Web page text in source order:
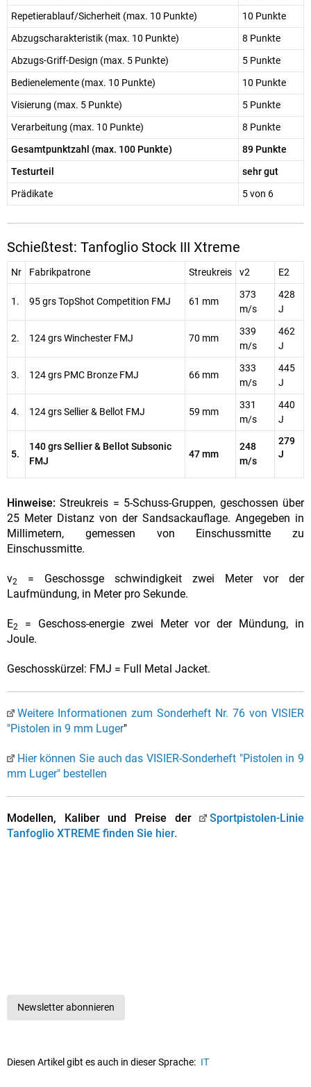
Repetierablauf/Sicherheit (max. 10 Punkte)
10 Punkte
Abzugscharakteristik (max. 10 Punkte)
8 Punkte
Abzugs-Griff-Design (max. 5 Punkte)
5 Punkte
Bedienelemente (max. 10 Punkte)
10 Punkte
Visierung (max. 5 Punkte)
5 Punkte
Verarbeitung (max. 10 Punkte)
8 Punkte
Gesamtpunktzahl (max. 100 Punkte)
89 Punkte
Testurteil
sehr gut
Prädikate
5 von 6
Schießtest: Tanfoglio Stock III Xtreme
Nr Fabrikpatrone Streukreis v2 E2
1. 95 grs TopShot Competition FMJ 61 mm
373
m/s
428
J
2. 124 grs Winchester FMJ 70 mm
339
m/s
462
J
3. 124 grs PMC Bronze FMJ 66 mm
333
m/s
445
J
4. 124 grs Sellier & Bellot FMJ 59 mm
331
m/s
440
J
5.
140 grs Sellier & Bellot Subsonic
FMJ
47 mm
248
m/s
279
J
Hinweise: Streukreis = 5-Schuss-Gruppen, geschossen über
25 Meter Distanz von der Sandsackauflage. Angegeben in
Millimetern, gemessen von Einschussmitte zu
Einschussmitte.
v2
= Geschossge schwindigkeit zwei Meter vor der
Laufmündung, in Meter pro Sekunde.
E2
= Geschoss-energie zwei Meter vor der Mündung, in
Joule.
Geschosskürzel: FMJ = Full Metal Jacket.
Weitere Informationen zum Sonderheft Nr. 76 von VISIER
"Pistolen in 9 mm Luger"
Hier können Sie auch das VISIER-Sonderheft "Pistolen in 9
mm Luger" bestellen
Modellen, Kaliber und Preise der
Sportpistolen-Linie
Tanfoglio XTREME finden Sie hier.
Newsletter abonnieren
Diesen Artikel gibt es auch in dieser Sprache: IT